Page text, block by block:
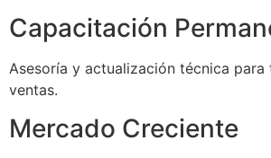
Capacitación
Asesoría y actualización técnica para
ventas.
Mercado Creciente